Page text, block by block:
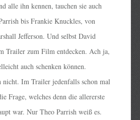
alle ihn kennen, tauchen sie auch
bis Frankie Knuckles, von
Jefferson. Und selbst David
Trailer zum Film entdecken. Ach ja,
auch schenken können.
nicht. Im Trailer jedenfalls schon mal
Frage, welches denn die allererste
war. Nur Theo Parrish weiß es.